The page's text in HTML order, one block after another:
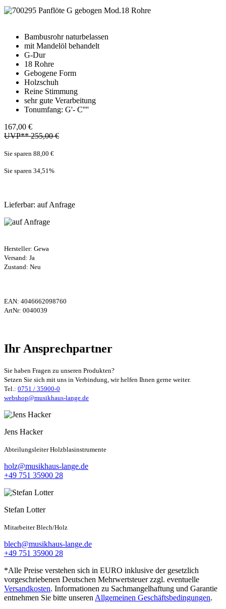
Bambusrohr naturbelassen
mit Mandelöl behandelt
G-Dur
18 Rohre
Gebogene Form
Holzschuh
Reine Stimmung
sehr gute Verarbeitung
Tonumfang: G'- C''''
167,00 €
UVP** 255,00 €
Sie sparen 88,00 €
Sie sparen 34,51 %
Lieferbar: auf Anfrage
Hersteller: Gewa
Versand: Ja
Zustand: Neu
EAN: 4046662098760
ArtNr: 0040039
Ihr Ansprechpartner
Sie haben Fragen zu unseren Produkten?
Setzen Sie sich mit uns in Verbindung, wir helfen Ihnen gerne weiter.
Tel.: 0751 / 35900-0
webshop@musikhaus-lange.de
Jens Hacker
Abteilungsleiter Holzblasinstrumente
holz@musikhaus-lange.de
+49 751 35900 28
Stefan Lotter
Mitarbeiter Blech/Holz
blech@musikhaus-lange.de
+49 751 35900 28
*Alle Preise verstehen sich in EURO inklusive der gesetzlich
vorgeschriebenen Deutschen Mehrwertsteuer zzgl. eventuelle
Versandkosten. Informationen zu Sachmangelhaftung und Garantie
entnehmen Sie bitte unseren Allgemeinen Geschäftsbedingungen.